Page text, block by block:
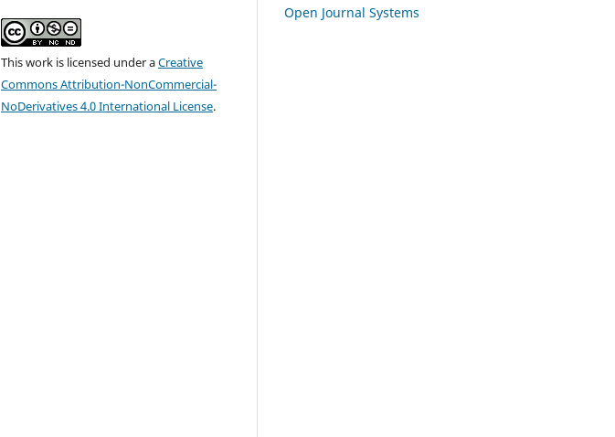
This work is licensed under aCreative
Commons Attribution-NonCommercial-
NoDerivatives 4.0 International License.
Open Journal Systems